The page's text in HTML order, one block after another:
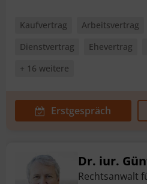
Kaufvertrag Arbeitsvertrag
Dienstvertrag
Ehevertrag
+ 16 weitere
Erstgespräch
Dr. iur.
Rechtsanwalt